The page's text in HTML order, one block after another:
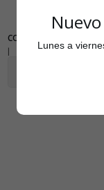
COMPARTIR
Lunes a